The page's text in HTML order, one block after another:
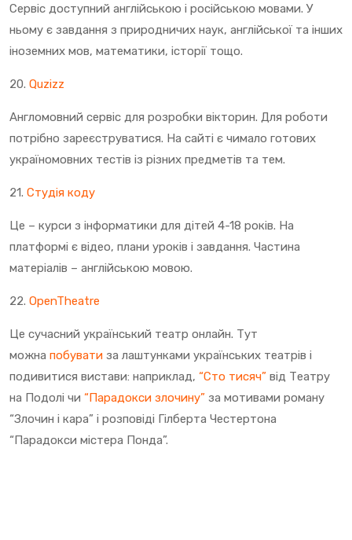
Сервіс доступний англійською і російською мовами. У
ньому є завдання з природничих наук, англійської та інших
іноземних мов, математики, історії тощо.
20. Quzizz
Англомовний сервіс для розробки вікторин. Для роботи
потрібно зареєструватися. На сайті є чимало готових
україномовних тестів із різних предметів та тем.
21. Студія коду
Це – курси з інформатики для дітей 4-18 років. На
платформі є відео, плани уроків і завдання. Частина
матеріалів – англійською мовою.
22. OpenTheatre
Це сучасний український театр онлайн. Тут
можна побувати за лаштунками українських театрів і
подивитися вистави: наприклад, “Сто тисяч” від Театру
на Подолі чи “Парадокси злочину” за мотивами роману
“Злочин і кара” і розповіді Гілберта Честертона
“Парадокси містера Понда”.